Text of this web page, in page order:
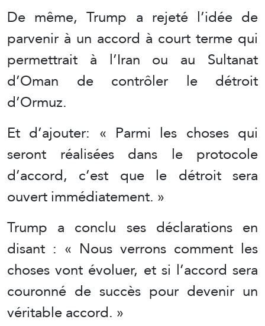
De même, Trump a rejeté l’idée de
parvenir à un accord à court terme qui
permettrait à l’Iran ou au Sultanat
d’Oman de contrôler le détroit
d’Ormuz.
Et d’ajouter: « Parmi les choses qui
seront réalisées dans le protocole
d’accord, c’est que le détroit sera
ouvert immédiatement. »
Trump a conclu ses déclarations en
disant : « Nous verrons comment les
choses vont évoluer, et si l’accord sera
couronné de succès pour devenir un
véritable accord. »